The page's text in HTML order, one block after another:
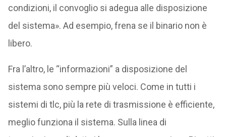
condizioni, il convoglio si adegua alle disposizione
del sistema». Ad esempio, frena se il binario non è
libero.
Fra l’altro, le “informazioni” a disposizione del
sistema sono sempre più veloci. Come in tutti i
sistemi di tlc, più la rete di trasmissione è efficiente,
meglio funziona il sistema. Sulla linea di